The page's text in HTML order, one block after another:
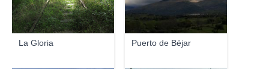
La Gloria Puerto de Béjar